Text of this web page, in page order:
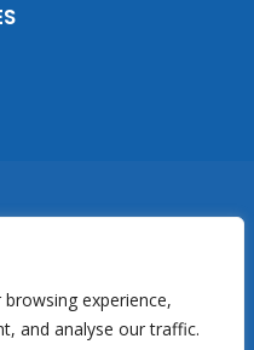
experience,
and analyse our traffic.